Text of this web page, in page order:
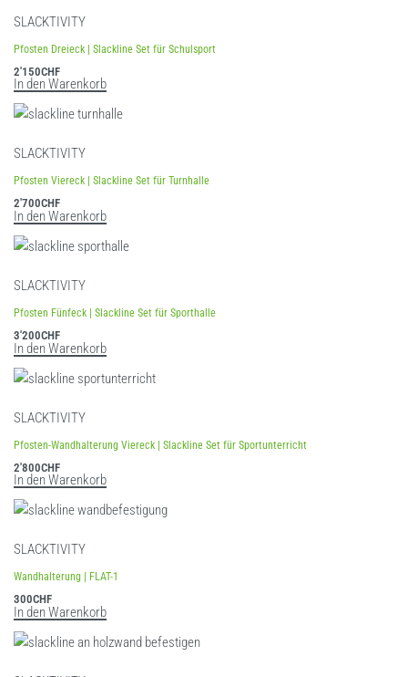
SLACKTIVITY
Pfosten Dreieck | Slackline Set für Schulsport
2'150CHF
In den Warenkorb
SLACKTIVITY
Pfosten Viereck | Slackline Set für Turnhalle
2'700CHF
In den Warenkorb
SLACKTIVITY
Pfosten Fünfeck | Slackline Set für Sporthalle
3'200CHF
In den Warenkorb
SLACKTIVITY
Pfosten-Wandhalterung Viereck | Slackline Set für Sportunterricht
2'800CHF
In den Warenkorb
SLACKTIVITY
Wandhalterung | FLAT-1
300CHF
In den Warenkorb